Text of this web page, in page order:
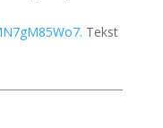
. Tekst